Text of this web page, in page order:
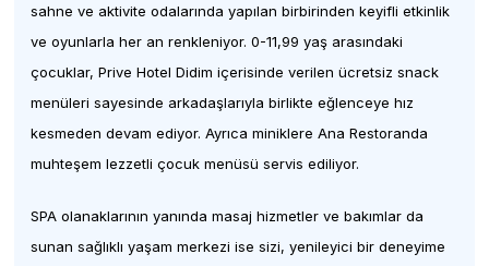
sahne ve aktivite odalarında yapılan birbirinden keyifli etkinlik
ve oyunlarla her an renkleniyor. 0-11,99 yaş arasındaki
çocuklar, Prive Hotel Didim içerisinde verilen ücretsiz snack
menüleri sayesinde arkadaşlarıyla birlikte eğlenceye hız
kesmeden devam ediyor. Ayrıca miniklere Ana Restoranda
muhteşem lezzetli çocuk menüsü servis ediliyor.
SPA olanaklarının yanında masaj hizmetler ve bakımlar da
sunan sağlıklı yaşam merkezi ise sizi, yenileyici bir deneyime